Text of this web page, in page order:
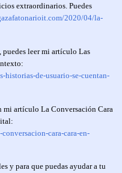
extraordinarios. Puedes
2020/04/la-
puedes leer mi artículo Las
de-usuario-se-cuentan-
mi artículo La Conversación Cara
cara-cara-en-
y para que puedas ayudar a tu